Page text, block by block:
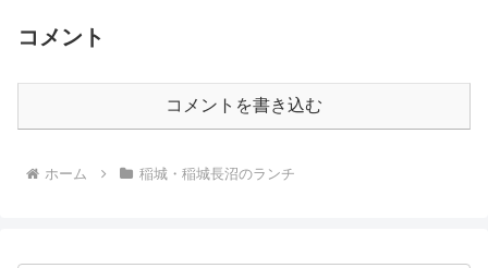
コメント
コメントを書き込む
ホーム 稲城・稲城長沼のランチ